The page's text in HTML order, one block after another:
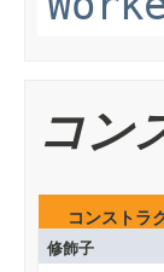
コン
コンストラ
修飾子